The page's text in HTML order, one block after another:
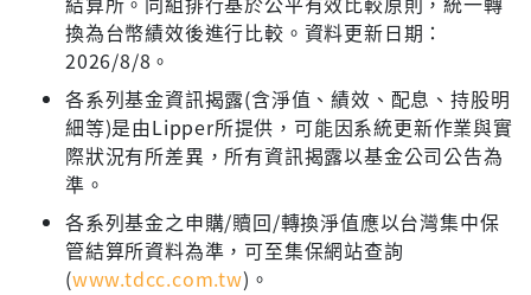
換為台幣績效後進行比較。資料更新日期：
2026/8/8。
各系列基金資訊揭露(含淨值、績效、配息、持股明
細等)是由Lipper所提供，可能因系統更新作業與實
際狀況有所差異，所有資訊揭露以基金公司公告為
準。
各系列基金之申購/贖回/轉換淨值應以台灣集中保
管結算所資料為準，可至集保網站查詢
(www.tdcc.com.tw)。